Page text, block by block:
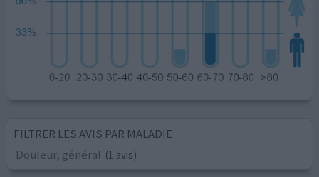
FILTRER LES AVIS PAR MALADIE
Douleur, général (1 avis)